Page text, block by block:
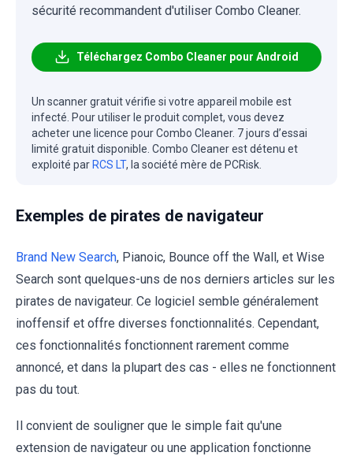
sécurité recommandent d'utiliser Combo Cleaner.
Téléchargez Combo Cleaner pour Android
Un scanner gratuit vérifie si votre appareil mobile est
infecté. Pour utiliser le produit complet, vous devez
acheter une licence pour Combo Cleaner. 7 jours d’essai
limité gratuit disponible. Combo Cleaner est détenu et
exploité par RCS LT, la société mère de PCRisk.
Exemples de pirates de navigateur
Brand New Search, Pianoic, Bounce off the Wall, et Wise
Search sont quelques-uns de nos derniers articles sur les
pirates de navigateur. Ce logiciel semble généralement
inoffensif et offre diverses fonctionnalités. Cependant,
ces fonctionnalités fonctionnent rarement comme
annoncé, et dans la plupart des cas - elles ne fonctionnent
pas du tout.
Il convient de souligner que le simple fait qu'une
extension de navigateur ou une application fonctionne